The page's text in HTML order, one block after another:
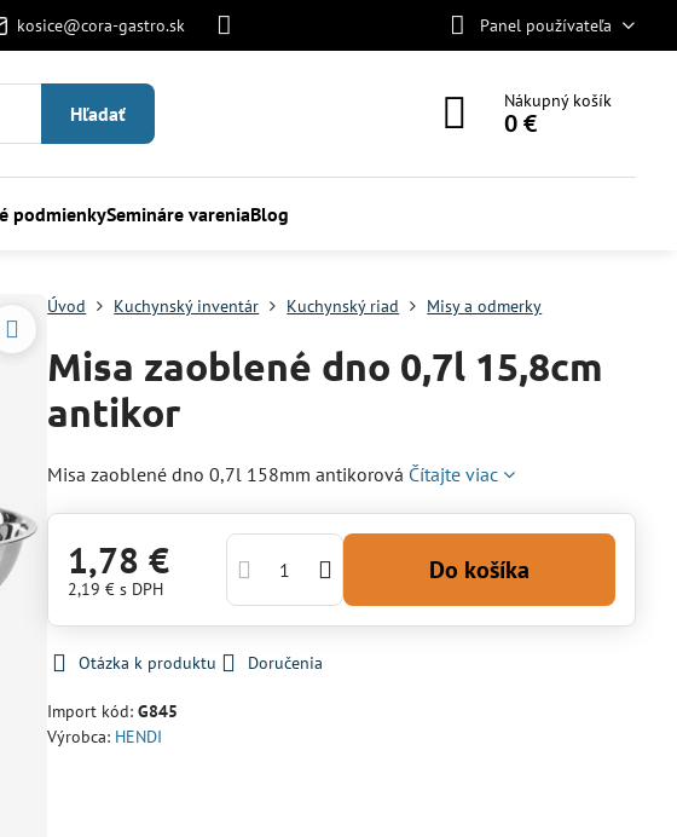
kosice@cora-gastro.sk Panel používateľa
Hľadať
Nákupný košík
0 €
podmienkySemináre vareniaBlog
Úvod Kuchynský inventár Kuchynský riad Misy a odmerky
Misa zaoblené dno 0,7l 15,8cm
antikor
Misa zaoblené dno 0,7l 158mm antikorová Čítajte viac
1,78 €
2,19 €s DPH
Do košíka
Otázka k produktu Doručenia
Import kód:G845
Výrobca: HENDI